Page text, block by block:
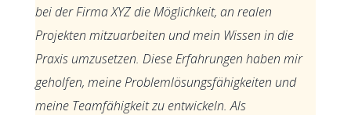
bei der Firma XYZ die Möglichkeit, an realen
Projekten mitzuarbeiten und mein Wissen in die
Praxis umzusetzen. Diese Erfahrungen haben mir
geholfen, meine Problemlösungsfähigkeiten und
meine Teamfähigkeit zu entwickeln. Als